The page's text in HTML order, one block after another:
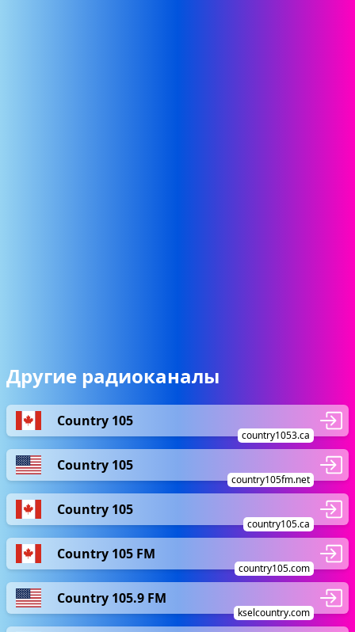
Другие радиоканалы
Country 105
country1053.ca
Country 105
country105fm.net
Country 105
country105.ca
Country 105 FM
country105.com
Country 105.9 FM
kselcountry.com